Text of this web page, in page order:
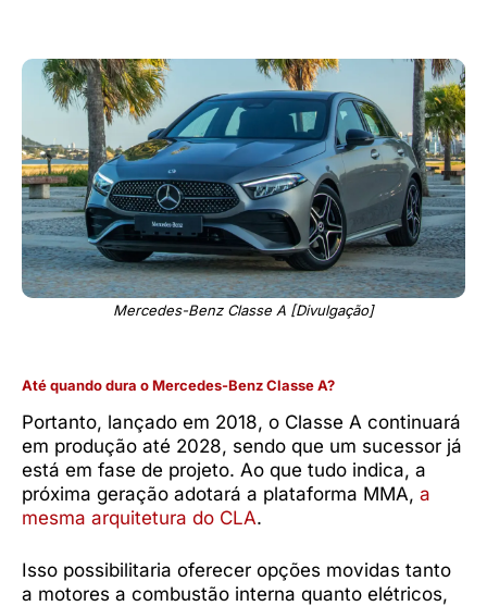
Mercedes-Benz Classe A [Divulgação]
Até quando dura o Mercedes-Benz Classe A?
Portanto, lançado em 2018, o Classe A continuará
em produção até 2028, sendo que um sucessor já
está em fase de projeto. Ao que tudo indica, a
próxima geração adotará a plataforma MMA, a
mesma arquitetura do CLA.
Isso possibilitaria oferecer opções movidas tanto
a motores a combustão interna quanto elétricos,